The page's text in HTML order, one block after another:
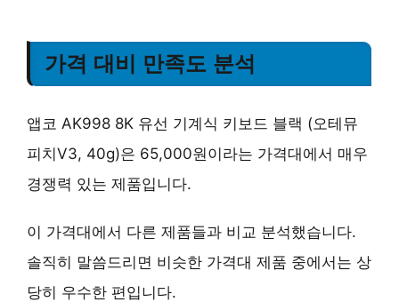
가격 대비 만족도 분석
앱코 AK998 8K 유선 기계식 키보드 블랙 (오테뮤
피치V3, 40g)은 65,000원이라는 가격대에서 매우
경쟁력 있는 제품입니다.
이 가격대에서 다른 제품들과 비교 분석했습니다.
솔직히 말씀드리면 비슷한 가격대 제품 중에서는 상
당히 우수한 편입니다.